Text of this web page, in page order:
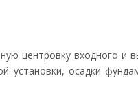
центровку входного
установки, осадки